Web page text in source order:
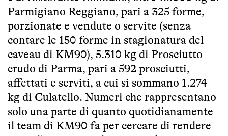
Parmigiano Reggiano, pari a 325 forme,
porzionate e vendute o servite (senza
contare le 150 forme in stagionatura del
caveau di KM90), 5.310 kg di Prosciutto
crudo di Parma, pari a 592 prosciutti,
affettati e serviti, a cui si sommano 1.274
kg di Culatello. Numeri che rappresentano
solo una parte di quanto quotidianamente
il team di KM90 fa per cercare di rendere